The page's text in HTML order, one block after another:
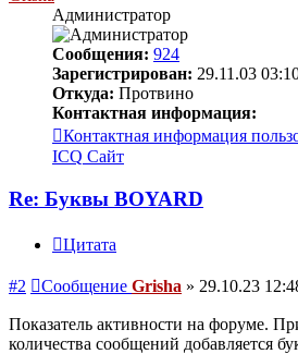
Администратор
Сообщения: 924
Зарегистрирован: 29.11.03
Откуда: Протвино
Контактная информация:
Контактная информация
ICQ Сайт
Re: Буквы BOYARD
Цитата
#2 Сообщение Grisha » 29.10.23
Показатель активности на форуме.
количества сообщений добавляется